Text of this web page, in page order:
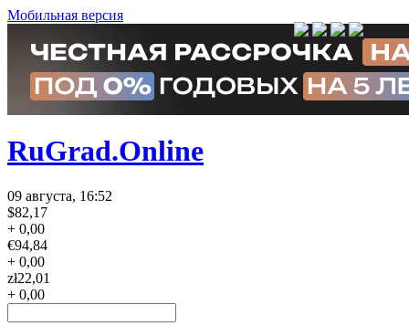
Мобильная версия
RuGrad.Online
09 августа, 16:52
$82,17
+ 0,00
€94,84
+ 0,00
zł22,01
+ 0,00